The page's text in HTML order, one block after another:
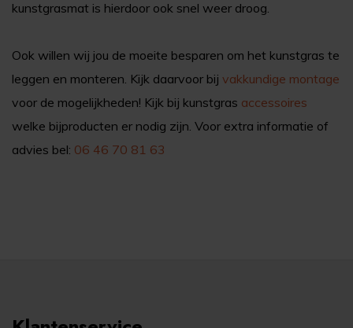
kunstgrasmat is hierdoor ook snel weer droog.
Ook willen wij jou de moeite besparen om het kunstgras te
leggen en monteren. Kijk daarvoor bij vakkundige montage
voor de mogelijkheden! Kijk bij kunstgras accessoires
welke bijproducten er nodig zijn. Voor extra informatie of
advies bel: 06 46 70 81 63